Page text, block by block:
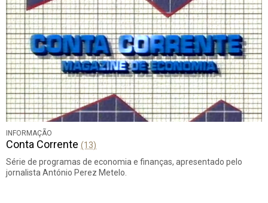
INFORMAÇÃO
Conta Corrente (13)
Série de programas de economia e finanças, apresentado pelo
jornalista António Perez Metelo.